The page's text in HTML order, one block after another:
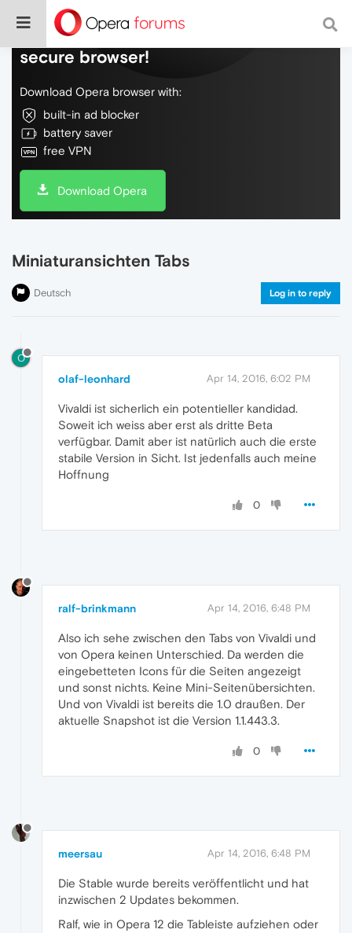
Do more on the web, with a fast and
secure browser!
Download Opera browser with:
built-in ad blocker
battery saver
free VPN
Download Opera
Miniaturansichten Tabs
Deutsch Log in to reply
O
olaf-leonhard Apr 14, 2016, 6:02 PM
Vivaldi ist sicherlich ein potentieller kandidad.
Soweit ich weiss aber erst als dritte Beta
verfügbar. Damit aber ist natürlich auch die erste
stabile Version in Sicht. Ist jedenfalls auch meine
Hoffnung
0
ralf-brinkmann Apr 14, 2016, 6:48 PM
Also ich sehe zwischen den Tabs von Vivaldi und
von Opera keinen Unterschied. Da werden die
eingebetteten Icons für die Seiten angezeigt
und sonst nichts. Keine Mini-Seitenübersichten.
Und von Vivaldi ist bereits die 1.0 draußen. Der
aktuelle Snapshot ist die Version 1.1.443.3.
0
meersau Apr 14, 2016, 6:48 PM
Die Stable wurde bereits veröffentlicht und hat
inzwischen 2 Updates bekommen.
Ralf, wie in Opera 12 die Tableiste aufziehen oder